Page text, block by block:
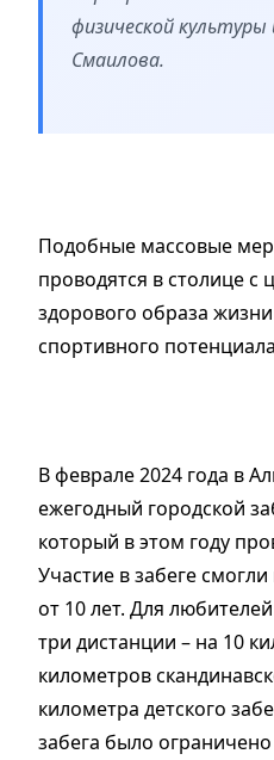
физической
Смаилова.
Подобные массовые
проводятся в столице
здорового образа
спортивного
В феврале 2024 года в
ежегодный городской
который в этом году
Участие в забеге
от 10 лет. Для
три дистанции – на 10
километров
километра детского
забега было